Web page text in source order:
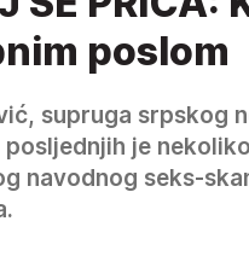
poslom
supruga srpskog
posljednjih je
navodnog seks-